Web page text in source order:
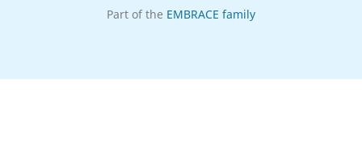
Part of the EMBRACE family